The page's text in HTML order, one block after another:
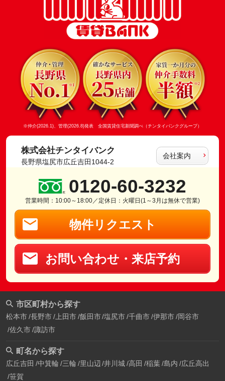
※仲介(2026.1)、管理(2026.8)発表 全国賃貸住宅新聞調べ（チンタイバンクグループ）
株式会社チンタイバンク
長野県塩尻市広丘吉田1044-2
会社案内
0120-60-3232
営業時間：10:00～18:00／定休日：火曜日(1～3月は無休で営業)
物件リクエスト
お問い合わせ・来店予約
市区町村から探す
松本市 長野市 上田市 飯田市 塩尻市 千曲市 伊那市 岡谷市
佐久市 諏訪市
町名から探す
広丘吉田 中箕輪 三輪 里山辺 井川城 高田 稲葉 島内 広丘高出
笹賀